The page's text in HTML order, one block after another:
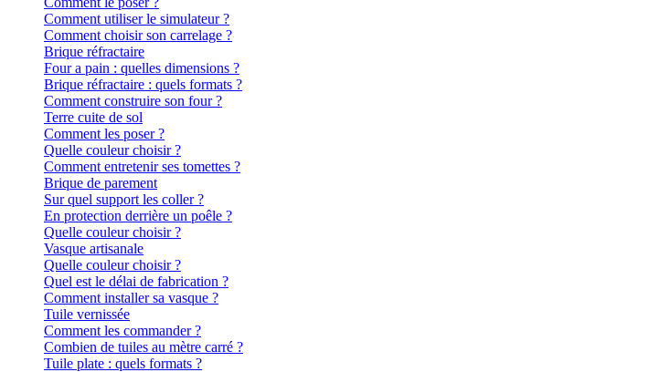
Comment utiliser le simulateur ?
Comment choisir son carrelage ?
Brique réfractaire
Four a pain : quelles dimensions ?
Brique réfractaire : quels formats ?
Comment construire son four ?
Terre cuite de sol
Comment les poser ?
Quelle couleur choisir ?
Comment entretenir ses tomettes ?
Brique de parement
Sur quel support les coller ?
En protection derrière un poêle ?
Quelle couleur choisir ?
Vasque artisanale
Quelle couleur choisir ?
Quel est le délai de fabrication ?
Comment installer sa vasque ?
Tuile vernissée
Comment les commander ?
Combien de tuiles au mètre carré ?
Tuile plate : quels formats ?